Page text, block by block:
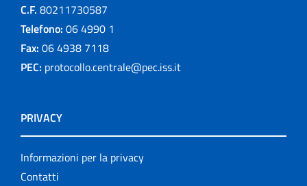
C.F. 80211730587
Telefono: 06 4990 1
Fax: 06 4938 7118
PEC: protocollo.centrale@pec.iss.it
PRIVACY
Informazioni per la privacy
Contatti